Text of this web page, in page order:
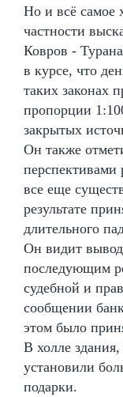
Но и всё самое
частности
Ковров -
в курсе, что
таких законах
пропорции
закрытых
Он также
перспективами
все еще
результате
длительного
Он видит
последующим
судебной и
сообщении
этом было
В холле
установили
подарки.